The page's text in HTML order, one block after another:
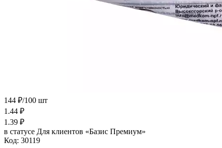
144 ₽/100 шт
1.44 ₽
1.39 ₽
в статусе Для клиентов «Базис Премиум»
Код: 30119